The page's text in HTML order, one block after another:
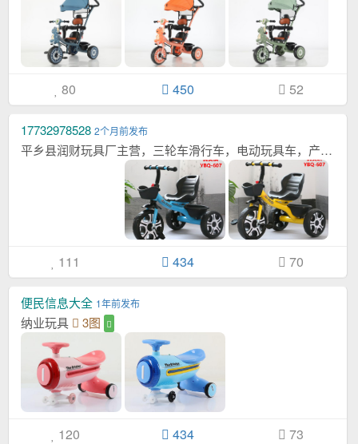
80 450 52
17732978528 2个月前发布
平乡县润财玩具厂主营，三轮车滑行车，电动玩具车，产品远销，东南亚，中东，北美洲，南美...[详情]
111 434 70
便民信息大全 1年前发布
纳业玩具 3图
120 434 73